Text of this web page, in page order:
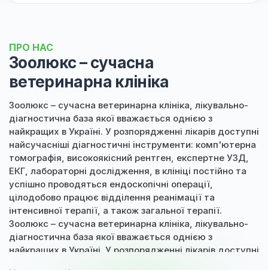
ПРО НАС
Зоолюкс – сучасна
ветеринарна клініка
Зоолюкс – сучасна ветеринарна клініка, лікувально-
діагностична база якої вважається однією з
найкращих в Україні. У розпорядженні лікарів доступні
найсучасніші діагностичні інструменти: комп'ютерна
томографія, високоякісний рентген, експертне УЗД,
ЕКГ, лабораторні дослідження, в клініці постійно та
успішно проводяться ендоскопічні операції,
цілодобово працює відділення реанімації та
інтенсивної терапії, а також загальної терапії.
Зоолюкс – сучасна ветеринарна клініка, лікувально-
діагностична база якої вважається однією з
найкращих в Україні. У розпорядженні лікарів доступні